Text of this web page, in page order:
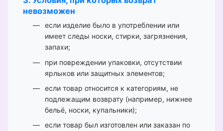
невозможен
если изделие было в употреблении или
имеет следы носки, стирки, загрязнения,
запахи;
при повреждении упаковки, отсутствии
ярлыков или защитных элементов;
если товар относится к категориям, не
подлежащим возврату (например, нижнее
бельё, носки, купальники);
если товар был изготовлен или заказан по